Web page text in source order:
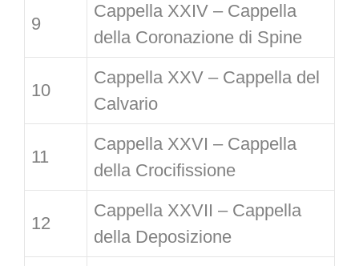
9
Cappella XXIV – Cappella
della Coronazione di Spine
10
Cappella XXV – Cappella del
Calvario
11
Cappella XXVI – Cappella
della Crocifissione
12
Cappella XXVII – Cappella
della Deposizione